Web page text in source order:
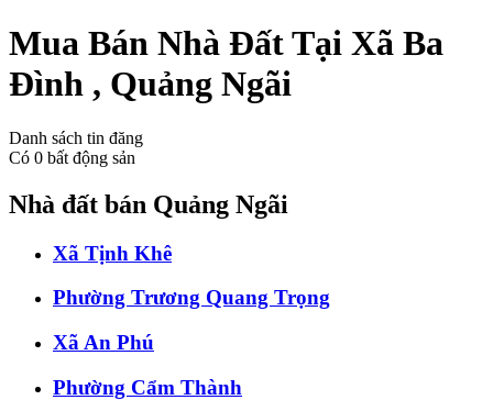
Mua Bán Nhà Đất Tại Xã Ba
Đình , Quảng Ngãi
Danh sách tin đăng
Có 0 bất động sản
Nhà đất bán Quảng Ngãi
Xã Tịnh Khê
Phường Trương Quang Trọng
Xã An Phú
Phường Cẩm Thành